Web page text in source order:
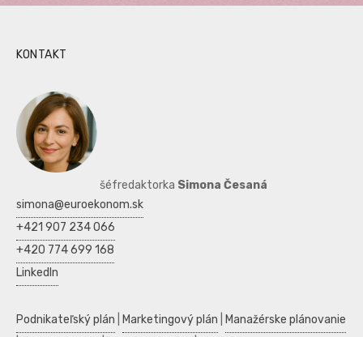
KONTAKT
šéfredaktorka Simona Česaná
simona@euroekonom.sk
+421 907 234 066
+420 774 699 168
LinkedIn
Podnikateľský plán Marketingový plán
Manažérske plánovanie